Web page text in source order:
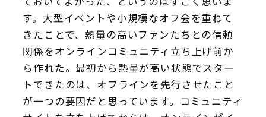
す。大型イベントや小規模なオフ会を重ねて
きたことで、熱量の高いファンたちとの信頼
関係をオンラインコミュニティ立ち上げ前か
ら作れた。最初から熱量が高い状態でスター
トできたのは、オフラインを先行させたこと
が一つの要因だと思っています。コミュニティ